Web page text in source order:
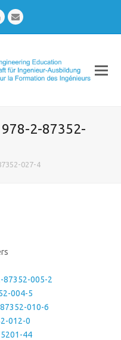
YoutubeEmail
978-2-87352-
027-4
87352-005-2
004-5
010-6
012-0
44